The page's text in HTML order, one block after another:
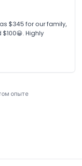
$345 for our family,
Highly
опыте